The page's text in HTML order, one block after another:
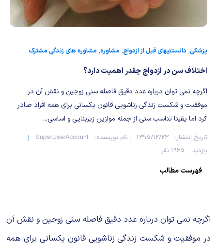
پزشکی, دانستنیهای قبل از ازدواج,مشاوره,مشاوره های زندگی مشترک
اختلاف سن در ازدواج چقدر اهمیت دارد؟
اگرچه نمی توان درباره عدد دقیق فاصله سنی زوجین و نقش آن در
موفقیت و شکست زندگی زناشویی قانون یکسانی برای همه افراد صادر
کرد اما یقینا تناسب سنی از جمله موازین زیربنایی و اساسی...
تاریخ انتشار: 1395/12/23 نام نویسنده:
SuperUserAccount
بازدید:
1965 نفر
فهرست مطالب
اگرچه نمی توان درباره عدد دقیق فاصله سنی زوجین و نقش آن
در موفقیت و شکست زندگی زناشویی قانون یکسانی برای همه
صلاح های شیمیایی
مطالب جالب شیمی
بمب های شیمیایی
شیمی عمومی
روانپزشکی
طب سنتی
گیاهان دارویی